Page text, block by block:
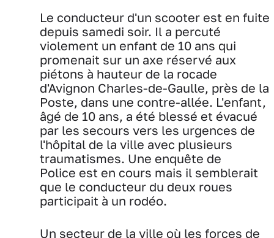
Le conducteur d'un scooter est en fuite
depuis samedi soir. Il a percuté
violement un enfant de 10 ans qui
promenait sur un axe réservé aux
piétons à hauteur de la rocade
d'Avignon Charles-de-Gaulle, près de la
Poste, dans une contre-allée. L'enfant,
âgé de 10 ans, a été blessé et évacué
par les secours vers les urgences de
l'hôpital de la ville avec plusieurs
traumatismes. Une enquête de
Police est en cours mais il semblerait
que le conducteur du deux roues
participait à un rodéo.
Un secteur de la ville où les forces de